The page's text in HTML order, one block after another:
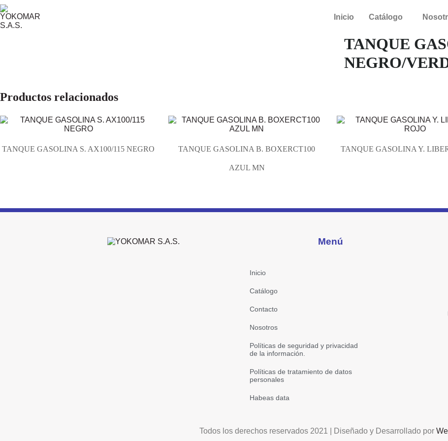
Inicio Catálogo
TANQUE
NEGRO/
Productos relacionados
TANQUE GASOLINA S. AX100/115 NEGRO TANQUE GASOLINA B. BOXERCT100
AZUL MN
TANQUE GASOLINA Y.
Menú
Inicio
Catálogo
Contacto
Nosotros
Políticas de seguridad y privacidad
de la información.
Políticas de tratamiento de datos
personales
Habeas data
Todos los derechos reservados 2021 | Diseñado y Desarrollado por